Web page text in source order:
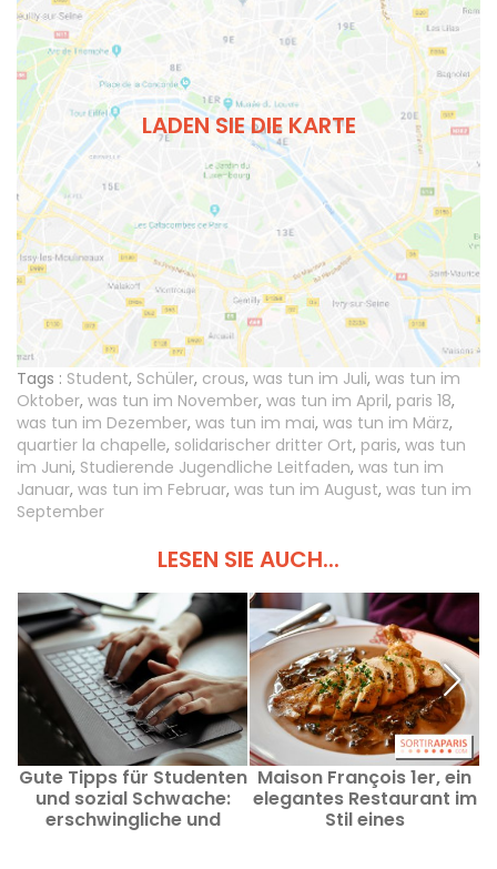
LADEN SIE DIE KARTE
Tags : Student, Schüler, crous, was tun im Juli, was tun im
Oktober, was tun im November, was tun im April, paris 18,
was tun im Dezember, was tun im mai, was tun im März,
quartier la chapelle, solidarischer dritter Ort, paris, was tun
im Juni, Studierende Jugendliche Leitfaden, was tun im
Januar, was tun im Februar, was tun im August, was tun im
September
LESEN SIE AUCH...
Gute Tipps für Studenten
und sozial Schwache:
erschwingliche und
Maison François 1er, ein
elegantes Restaurant im
Stil eines